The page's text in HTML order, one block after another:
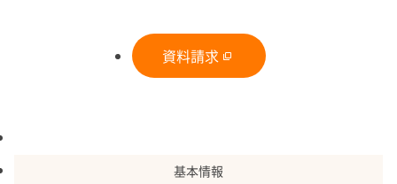
資料請求
基本情報